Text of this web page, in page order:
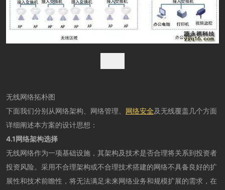
无线网络拓朴图
下面我们分别从网络架构、网络管理、 网络安全及无线覆盖几个方面
详细阐述本方案的设计思想：
4.1网络架构选择
无线网络作为一项基础设施，其架构及技术是否合理将关系到投资者
投资风险。采用不合理架构或不合理技术搭建的网络不具备良好的扩
展性和技术前瞻性，将无法满足未来网络业务和规模扩展的需求，在